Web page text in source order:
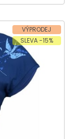
VÝPRODEJ
SLEVA -15%